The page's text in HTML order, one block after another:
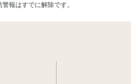
報はすでに解除です。